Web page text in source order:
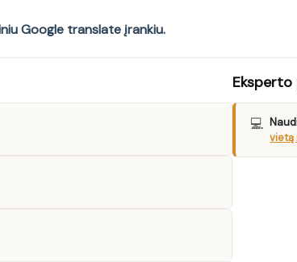
Google translate įrankiu.
💻
vietą